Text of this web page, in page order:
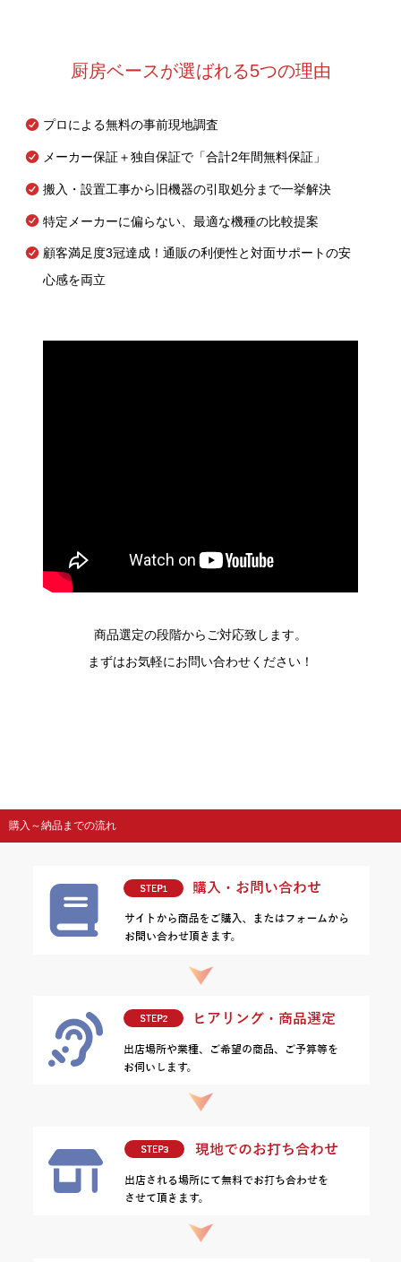
厨房ベースが選ばれる5つの理由
プロによる無料の事前現地調査
メーカー保証＋独自保証で「合計2年間無料保証」
搬入・設置工事から旧機器の引取処分まで一挙解決
特定メーカーに偏らない、最適な機種の比較提案
顧客満足度3冠達成！通販の利便性と対面サポートの安
心感を両立
商品選定の段階からご対応致します。
まずはお気軽にお問い合わせください！
購入～納品までの流れ